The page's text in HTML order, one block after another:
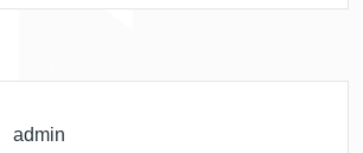
admin